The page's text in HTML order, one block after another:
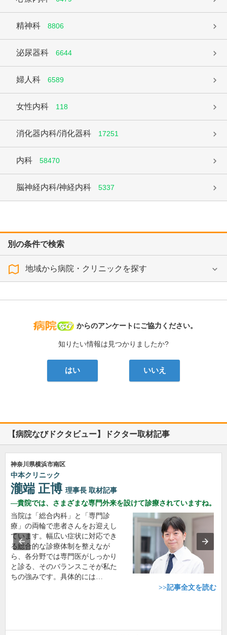
精神科 8806
泌尿器科 6644
婦人科 6589
女性内科 118
消化器内科/消化器科 17251
内科 58470
脳神経内科/神経内科 5337
別の条件で検索
地域から病院・クリニックを探す
病院なび
からのアンケートにご協力ください。
知りたい情報は見つかりましたか?
はい いいえ
【病院なびドクタビュー】ドクター取材記事
神奈川県横浜市南区
中本クリニック
瀧端 正博 理事長 取材記事
貴院では、さまざまな専門外来を設けて診療されていますね。
当院は「総合内科」と「専門診
療」の両輪で患者さんをお迎えし
ています。幅広い症状に対応でき
る総合的な診療体制を整えなが
ら、各分野では専門医がしっかり
と診る、そのバランスこそが私た
ちの強みです。具体的には…
>>記事全文を読む